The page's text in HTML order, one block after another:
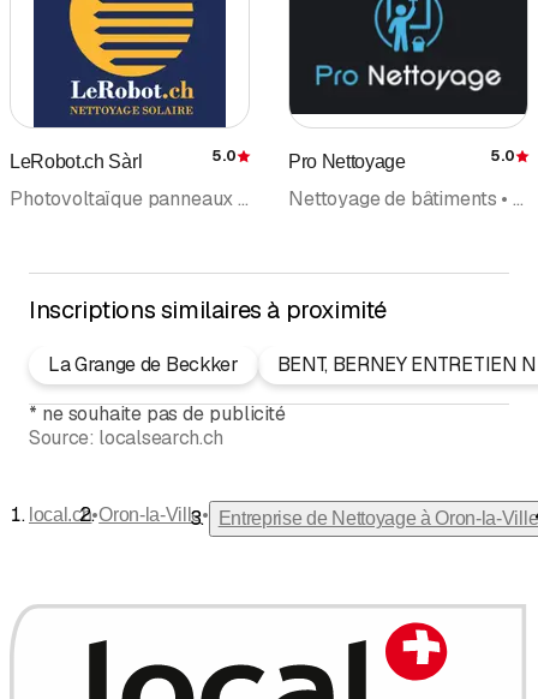
LeRobot.ch Sàrl Évaluation
5.0
Photovoltaïque panneaux solaires • Entreprise de Nettoyage
Pro Nettoyage 5.0
Nettoyage de bâtiments • Entreprise de Nettoyage • Débarras • Conciergerie privée • Nettoyages et entretien
Inscriptions similaires à proximité
La Grange de Beckker
BENT, BERNEY ENTRETIEN
*ne souhaite pas de publicité
Source: localsearch.ch
local.ch•Oron-la-Ville• Entreprise de Nettoyage à Oron-la-Ville